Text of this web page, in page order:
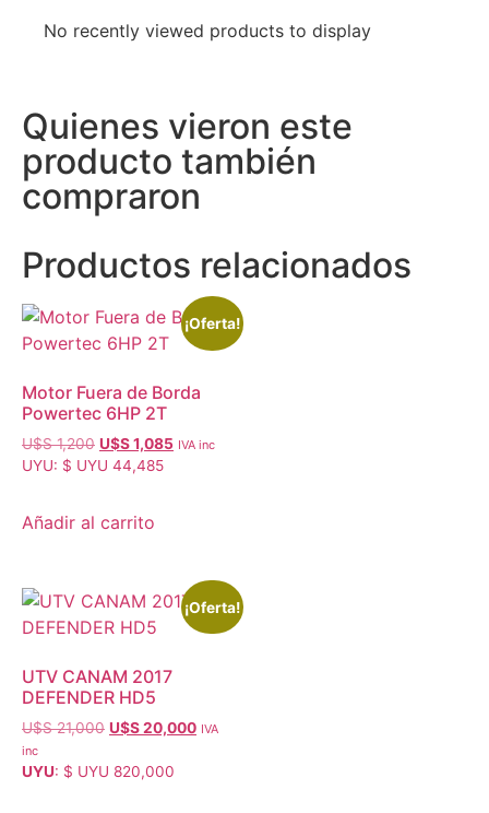
No recently viewed products to display
Quienes vieron este
producto también
compraron
Productos relacionados
¡Oferta!
Motor Fuera de Borda
Powertec 6HP 2T
U$S1,200 U$S1,085 IVA inc
UYU: $ UYU 44,485
Añadir al carrito
¡Oferta!
UTV CANAM 2017
DEFENDER HD5
U$S21,000 U$S20,000 IVA
inc
UYU: $ UYU 820,000